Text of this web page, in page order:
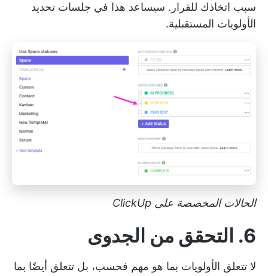
سبب اتخاذك للقرار. سيساعد هذا في جلسات تحديد
الأولويات المستقبلية.
الحالات المخصصة على ClickUp
6. التحقق من الجدوى
لا تتعلق الأولويات بما هو مهم فحسب، بل تتعلق أيضًا بما